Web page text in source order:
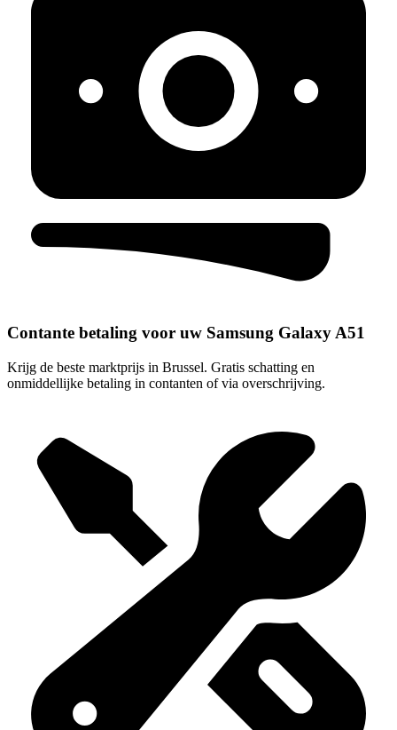
Contante betaling voor uw Samsung Galaxy A51
Krijg de beste marktprijs in Brussel. Gratis schatting en
onmiddellijke betaling in contanten of via overschrijving.